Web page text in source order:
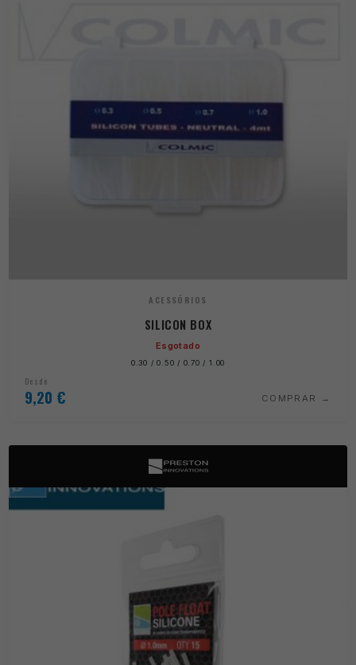
ACESSÓRIOS
SILICON BOX
Esgotado
0.30 / 0.50 / 0.70 / 1.00
Desde
9,20 € COMPRAR